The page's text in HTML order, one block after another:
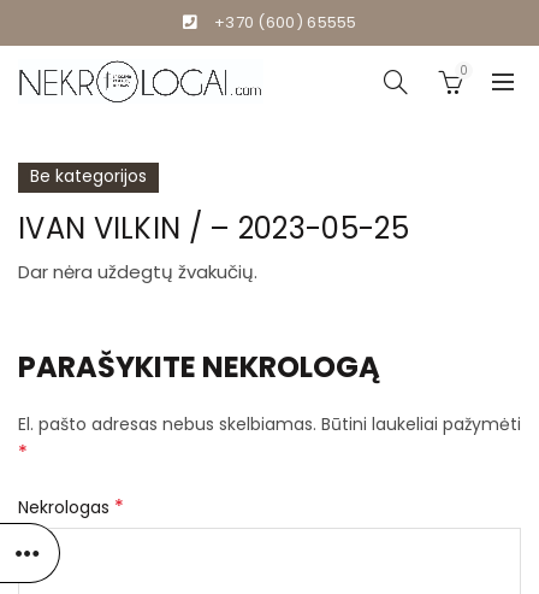
+370 (600) 65555
0
Be kategorijos
IVAN VILKIN / – 2023-05-25
Dar nėra uždegtų žvakučių.
PARAŠYKITE NEKROLOGĄ
El. pašto adresas nebus skelbiamas. Būtini laukeliai pažymėti
*
Nekrologas *